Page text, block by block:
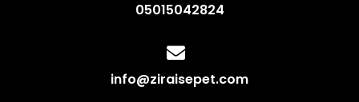
05015042824
info@ziraisepet.com